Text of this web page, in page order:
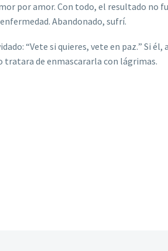
por amor. Con todo, el resultado no
Abandonado, sufrí.
“Vete si quieres, vete en paz.” Si él,
tratara de enmascararla con lágrimas.